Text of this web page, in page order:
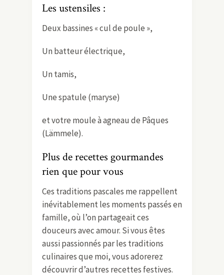
Les ustensiles :
Deux bassines « cul de poule »,
Un batteur électrique,
Un tamis,
Une spatule (maryse)
et votre moule à agneau de Pâques
(Lämmele).
Plus de recettes gourmandes
rien que pour vous
Ces traditions pascales me rappellent
inévitablement les moments passés en
famille, où l’on partageait ces
douceurs avec amour. Si vous êtes
aussi passionnés par les traditions
culinaires que moi, vous adorerez
découvrir d’autres recettes festives.